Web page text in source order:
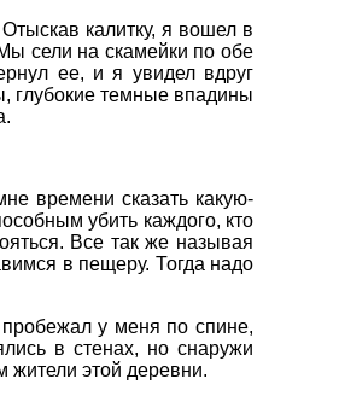
калитку, я вошел в
сели на скамейки по обе
ее, и я увидел вдруг
глубокие темные впадины
времени сказать какую-
убить каждого, кто
Все так же называя
в пещеру. Тогда надо
пробежал у меня по спине,
в стенах, но снаружи
жители этой деревни.